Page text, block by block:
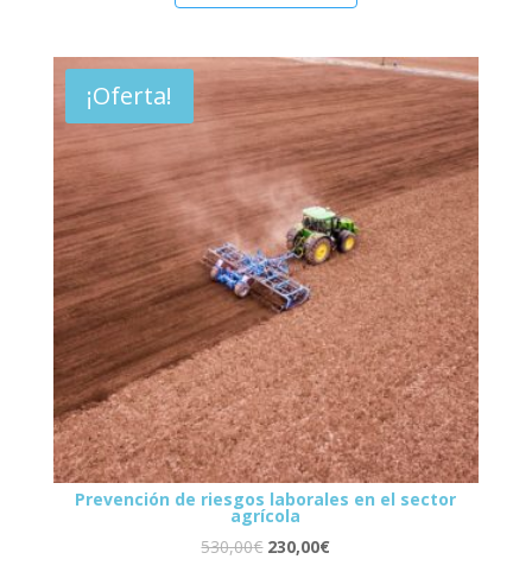
¡Oferta!
Prevención de riesgos laborales en el sector
agrícola
530,00€ 230,00€